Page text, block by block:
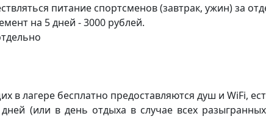
питание спортсменов (завтрак, ужин) за
на 5 дней - 3000 рублей.
в лагере бесплатно предоставляются душ и WiFi,
(или в день отдыха в случае всех